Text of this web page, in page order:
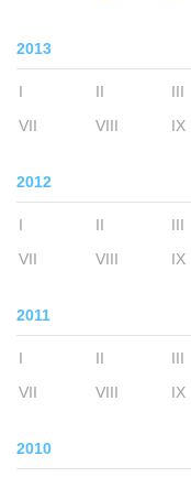
2013
I II III
VII
VIII IX
2012
I II III
VII
VIII IX
2011
I II III
VII
VIII IX
2010